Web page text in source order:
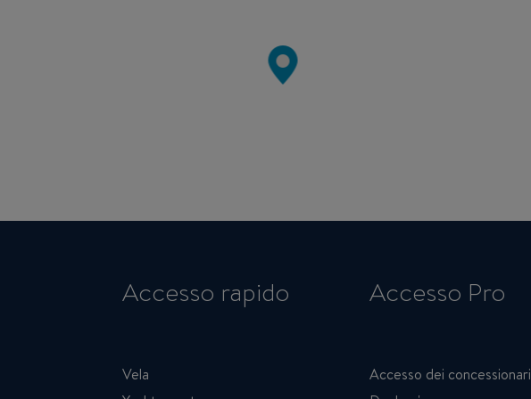
Accesso rapido
Vela
Accesso Pro
Accesso dei concessionari